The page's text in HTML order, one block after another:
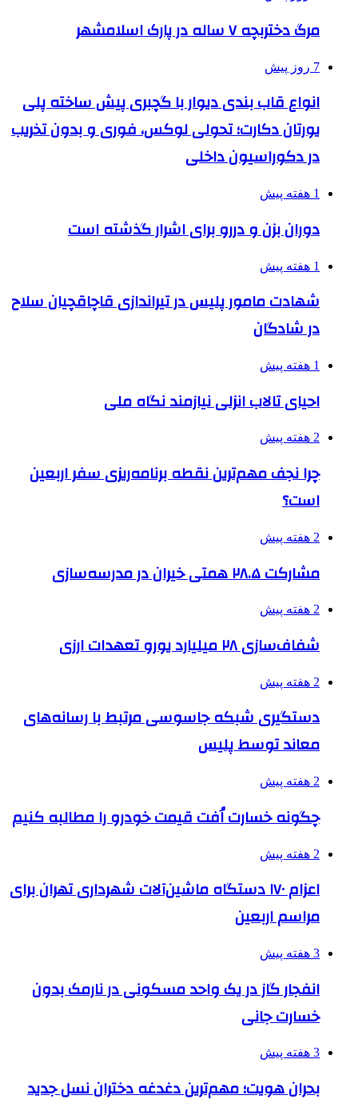
مرگ دختربچه ۷ ساله در پارک اسلامشهر
7 روز پیش
انواع قاب بندی دیوار با گچبری پیش ساخته پلی
یورتان دکارت؛ تحولی لوکس، فوری و بدون تخریب
در دکوراسیون داخلی
1 هفته پیش
دوران بزن و دررو برای اشرار گذشته است
1 هفته پیش
شهادت مامور پلیس در تیراندازی قاچاقچیان سلاح
در شادگان
1 هفته پیش
احیای تالاب انزلی نیازمند نگاه ملی
2 هفته پیش
چرا نجف مهم‌ترین نقطه برنامه‌ریزی سفر اربعین
است؟
2 هفته پیش
مشارکت ۲۸.۵ همتی خیران در مدرسه‌سازی
2 هفته پیش
شفاف‌سازی ۲۸ میلیارد یورو تعهدات ارزی
2 هفته پیش
دستگیری شبکه جاسوسی مرتبط با رسانه‌های
معاند توسط پلیس
2 هفته پیش
چگونه خسارت اُفت قیمت خودرو را مطالبه کنیم
2 هفته پیش
اعزام ۱۷۰ دستگاه ماشین‌آلات شهرداری تهران برای
مراسم اربعین
3 هفته پیش
انفجار گاز در یک واحد مسکونی در نارمک بدون
خسارت جانی
3 هفته پیش
بحران هویت؛ مهم‌ترین دغدغه دختران نسل جدید